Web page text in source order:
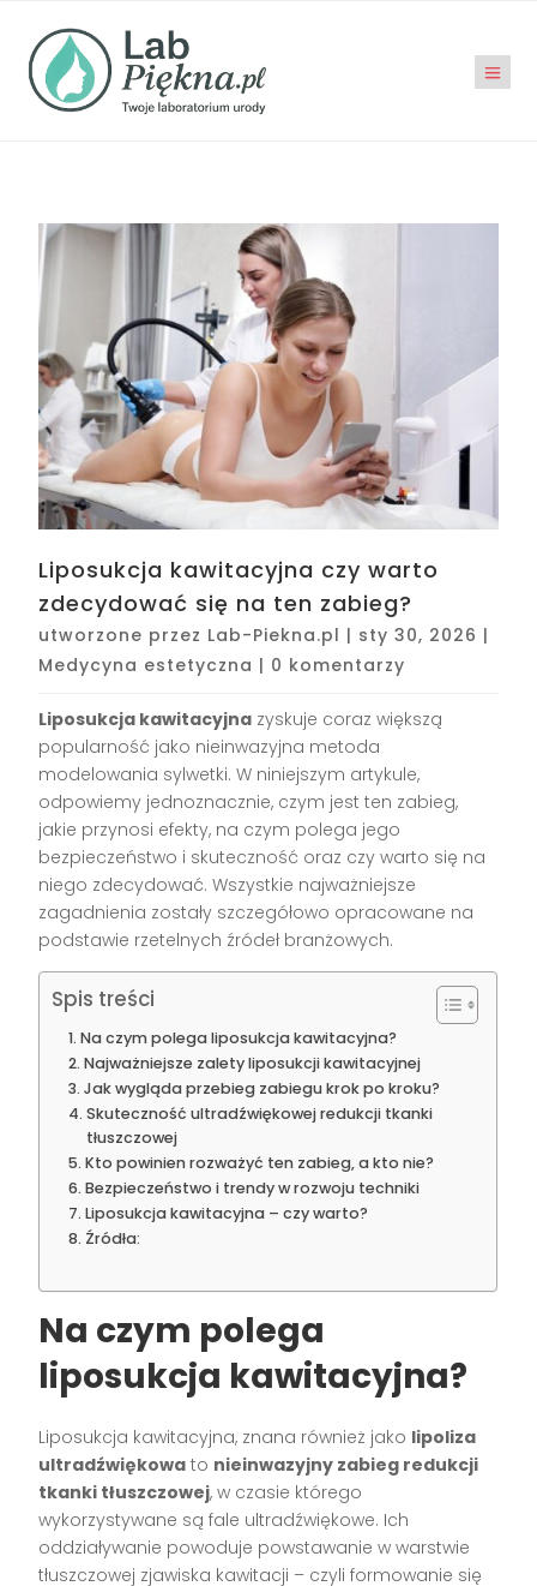
Liposukcja kawitacyjna czy warto
zdecydować się na ten zabieg?
utworzone przez Lab-Piekna.pl | sty 30, 2026 |
Medycyna estetyczna | 0 komentarzy
Liposukcja kawitacyjna zyskuje coraz większą
popularność jako nieinwazyjna metoda
modelowania sylwetki. W niniejszym artykule,
odpowiemy jednoznacznie, czym jest ten zabieg,
jakie przynosi efekty, na czym polega jego
bezpieczeństwo i skuteczność oraz czy warto się na
niego zdecydować. Wszystkie najważniejsze
zagadnienia zostały szczegółowo opracowane na
podstawie rzetelnych źródeł branżowych.
Spis treści
Na czym polega liposukcja kawitacyjna?
Najważniejsze zalety liposukcji kawitacyjnej
Jak wygląda przebieg zabiegu krok po kroku?
Skuteczność ultradźwiękowej redukcji tkanki
tłuszczowej
Kto powinien rozważyć ten zabieg, a kto nie?
Bezpieczeństwo i trendy w rozwoju techniki
Liposukcja kawitacyjna – czy warto?
Źródła:
Na czym polega
liposukcja kawitacyjna?
Liposukcja kawitacyjna, znana również jako lipoliza
ultradźwiękowa to nieinwazyjny zabieg redukcji
tkanki tłuszczowej, w czasie którego
wykorzystywane są fale ultradźwiękowe. Ich
oddziaływanie powoduje powstawanie w warstwie
tłuszczowej zjawiska kawitacji – czyli formowanie się